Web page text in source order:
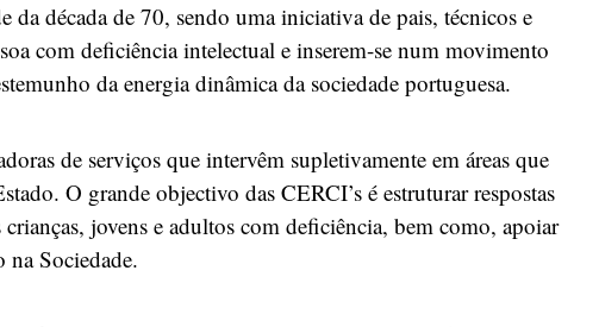
da década de 70, sendo uma iniciativa de pais, técnicos e
com deficiência intelectual e inserem-se num movimento
da energia dinâmica da sociedade portuguesa.
de serviços que intervêm supletivamente em áreas que
O grande objectivo das CERCI’s é estruturar respostas
crianças, jovens e adultos com deficiência, bem como, apoiar
na Sociedade.